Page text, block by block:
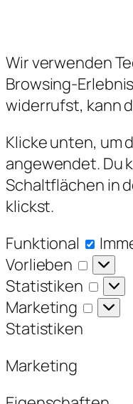
Wir verwenden
Browsing-
widerrufst, kann
Klicke unten, um
angewendet. Du
Schaltflächen in
klickst.
Funktional
Vorlieben
Statistiken
Marketing
Statistiken
Marketing